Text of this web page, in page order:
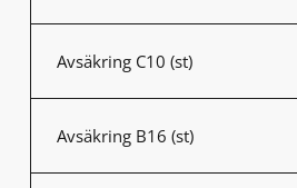
Avsäkring C10 (st)
Avsäkring B16 (st)